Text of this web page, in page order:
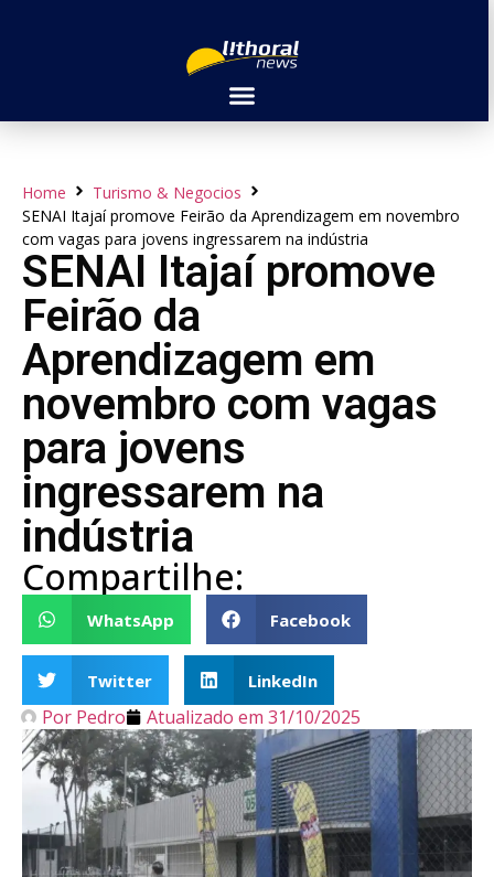
Home
Turismo & Negocios
SENAI Itajaí promove Feirão da Aprendizagem em novembro
com vagas para jovens ingressarem na indústria
SENAI Itajaí promove
Feirão da
Aprendizagem em
novembro com vagas
para jovens
ingressarem na
indústria
Compartilhe:
WhatsApp Facebook
Twitter LinkedIn
Por Pedro Atualizado em 31/10/2025